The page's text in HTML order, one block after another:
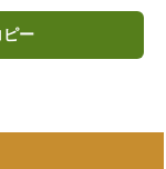
ピー